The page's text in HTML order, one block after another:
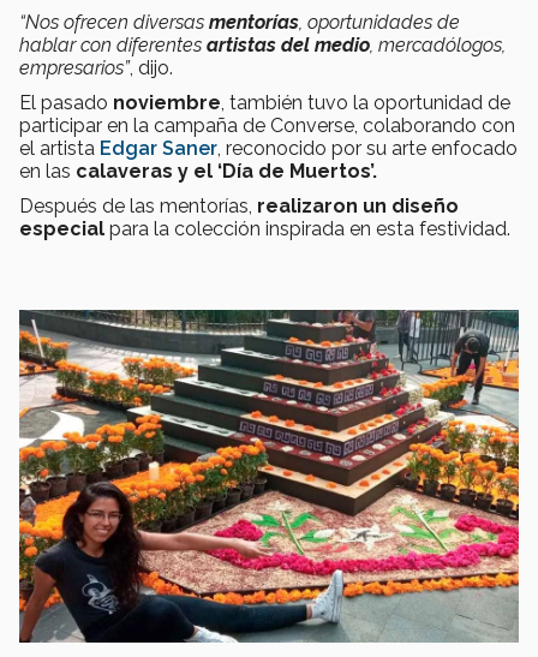
“Nos ofrecen diversas mentorías, oportunidades de
hablar con diferentes artistas del medio, mercadólogos,
empresarios”, dijo.
El pasado noviembre, también tuvo la oportunidad de
participar en la campaña de Converse, colaborando con
el artista Edgar Saner, reconocido por su arte enfocado
en las calaveras y el ‘Día de Muertos’.
Después de las mentorías, realizaron un diseño
especial para la colección inspirada en esta festividad.